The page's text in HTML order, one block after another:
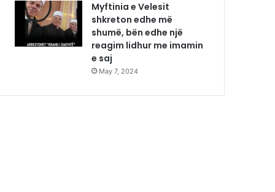
Myftinia e Velesit
shkreton edhe më
shumë, bën edhe një
reagim lidhur me imamin
e saj
May 7, 2024